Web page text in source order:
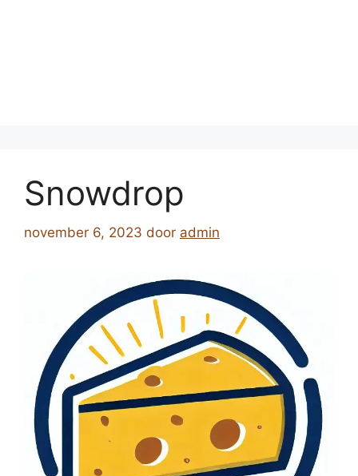
Snowdrop
november 6, 2023 door admin